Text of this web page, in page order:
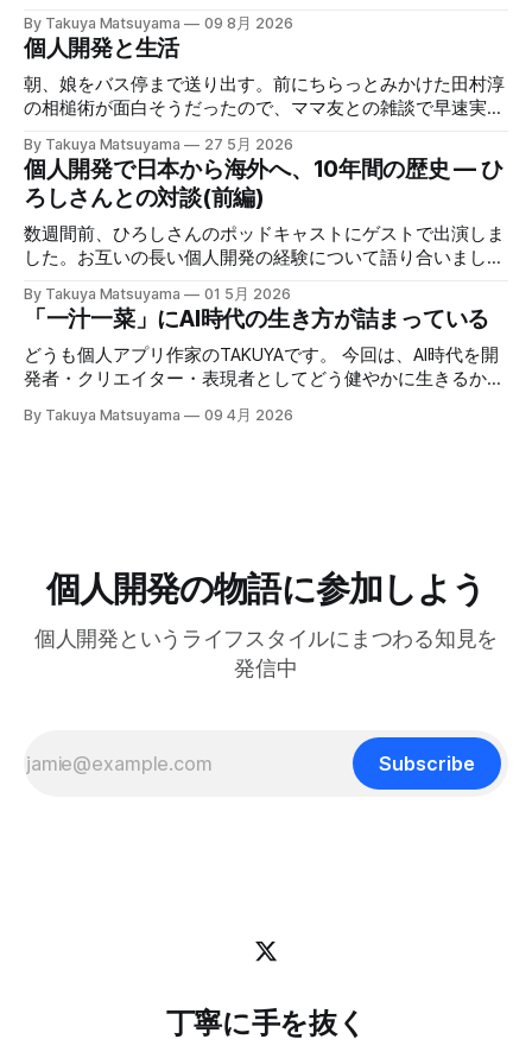
Markdownエディタや、最近のエージェント型コーディング
ワークフローに最適化された新しいAI連携機能など、根本か
ら作り直した改善が盛りだくさんです。それでいて、気が散
らないシンプルでクリーンなUXはそのまま維持していま
べたいと思います。開発期間中に辛抱強く待って下さった
事、そしてCanaryテストで多くのフィードバックをくれたこ
とに心から感謝します。皆さんのサポートなしには実現でき
ませんでした。 ウェブサイトもv6に合わせて完全に作り直
しました。アプリのUIをそのまま使ってライブデモを構築し
たので、アプリをDLせずとも新しいエディタを試せるように
しました。ぜひ触ってみてください： Inkdrop is an AI-
native Markdown note app for developers — smooth
context flow between
By Takuya Matsuyama 09 8月 2026
個人開発と生活
朝、娘をバス停まで送り出す。前にちらっとみかけた田村淳
の相槌術が面白そうだったので、ママ友との雑談で早速実践
で癖になっている批判的思考を完全オフにし、相槌に全神経
を注ぐ、というものだ。「へぇ」「うん」「うーん」「なる
ほど〜」と、相手の話にどんなバリエーションで返そうかと
いう所に集中する。騙されたと思って試してみて欲しいんだ
が、このお陰で相手の話がよく理解できて、自然なフォロー
ら頑張って面白い話をひねり出す必要が無いので、気が楽に
なった。話の結論も何もいらなくて、「そうなんですね」
「いいですね」「ほんじゃお疲れ様です〜」みたいな感じで
締めくくる。反応に困ったらとりあえず「いいですね」まじ
で便利！男相手の会話でも有効。インタビューにも応用が利
きそうだ。 天気が悪くてだるいので、やる気が出るまで部
By Takuya Matsuyama 27 5月 2026
個人開発で日本から海外へ、10年間の歴史 — ひ
ろしさんとの対談(前編)
数週間前、ひろしさんのポッドキャストにゲストで出演しま
した。お互いの長い個人開発の経験について語り合いまし
き起こしが出来たので、こちらに掲載します。お楽しみくだ
さい。 ※ギアアイコンをクリックして、音声と字幕を日本語
に変更できます。 00:00 イントロ:TAKUYAさんようこそ
01:32 TAKUYAさんの自己紹介:WalknoteからInkdropまで
がフリーランス案件につながった 09:17 Inkdropで食えるよ
By Takuya Matsuyama 01 5月 2026
「一汁一菜」にAI時代の生き方が詰まっている
どうも個人アプリ作家のTAKUYAです。 今回は、AI時代を開
発者・クリエイター・表現者としてどう健やかに生きるか、
の「健やかに生きる」とは、心身の健康を保ちながら、もの
ーティストとして生きる上で大事なのは、「戦略」や「堀
(moat)」を築くことよりも、「生きる方向性」 だと思って
はどこに行きたいのか？何を見たいのか？それが大事です。
戦略は状況に合わせて柔軟に変えればいいからです。 今回
菜でよいという提案」 を読んで、日々のリズムを健やかに
保つためのヒントがたくさん詰まっていると感じまし
By Takuya Matsuyama 09 4月 2026
個人開発の物語に参加しよう
個人開発というライフスタイルにまつわる知見を
発信中
Subscribe
丁寧に手を抜く